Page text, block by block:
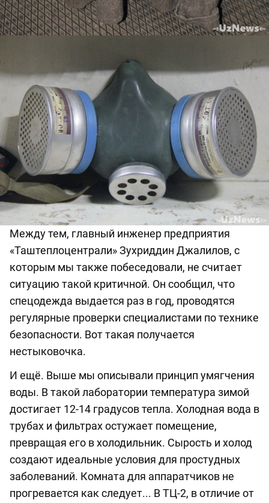
Между тем, главный инженер предприятия
«Таштеплоцентрали» Зухриддин Джалилов, с
которым мы также побеседовали, не считает
ситуацию такой критичной. Он сообщил, что
спецодежда выдается раз в год, проводятся
регулярные проверки специалистами по технике
безопасности. Вот такая получается
нестыковочка.
И ещё. Выше мы описывали принцип умягчения
воды. В такой лаборатории температура зимой
достигает 12-14 градусов тепла. Холодная вода в
трубах и фильтрах остужает помещение,
превращая его в холодильник. Сырость и холод
создают идеальные условия для простудных
заболеваний. Комната для аппаратчиков не
прогревается как следует... В ТЦ-2, в отличие от